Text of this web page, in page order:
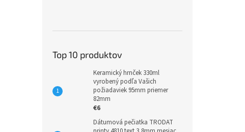
Top 10 produktov
Keramický hrnček 330ml
vyrobený podľa Vašich
požiadaviek 95mm priemer
82mm
€6
Dátumová pečiatka TRODAT